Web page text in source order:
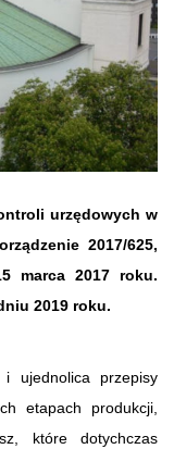
urzędowych w
2017/625,
marca 2017 roku.
2019 roku.
ujednolica przepisy
etapach produkcji,
które dotychczas